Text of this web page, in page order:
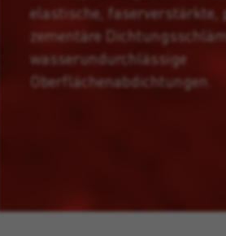
elastische, faserverstärkte,
zementäre
wasserundurchlässige
Oberflächenabdichtungen.